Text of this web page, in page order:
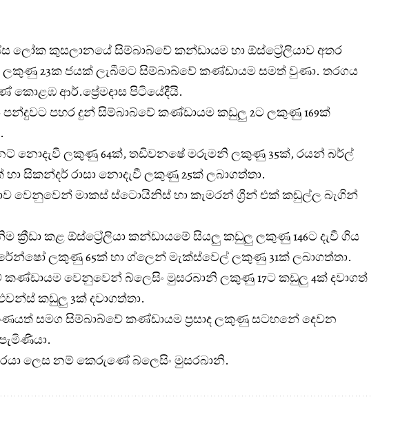
ලෝක කුසලානයේ සිම්බාබ්වේ කන්ඩායම හා ඕස්ට්‍රේලියාව අතර
23ක ජයක් ලැබීමට සිම්බාබ්වේ කණ්ඩායම සමත් වුණා. තරගය
කොළඹ ආර්.ප්‍රේමදාස පිටියේදීයි.
පහර දුන් සිම්බාබ්වේ කණ්ඩායම කඩුලු 2ට ලකුණු 169ක්
නොදැවී ලකුණු 64ක්, තඩිවනෂේ මරුමනි ලකුණු 35ක්, රයන් බර්ල්
සිකන්දර් රාසා නොදැවී ලකුණු 25ක් ලබාගත්තා.
වෙනුවෙන් මාකස් ස්ටොයිනිස් හා කැමරන් ග්‍රීන් එක් කඩුල්ල බැගින්
ක්‍රීඩා කළ ඕස්ට්‍රේලියා කන්ඩායමේ සියලු කඩුලු ලකුණු 146ට දැවී ගිය
ලකුණු 65ක් හා ග්ලෙන් මැක්ස්වෙල් ලකුණු 31ක් ලබාගත්තා.
කණ්ඩායම වෙනුවෙන් බ්ලෙසිං මුසරබානි ලකුණු 17ට කඩුලු 4ක් දවාගත්
එවන්ස් කඩුලු 3ක් දවාගත්තා.
සමග සිම්බාබ්වේ කණ්ඩායම ප්‍රසාද ලකුණු සටහනේ දෙවන
ලෙස නම් කෙරුණේ බ්ලෙසිං මුසරබානි.